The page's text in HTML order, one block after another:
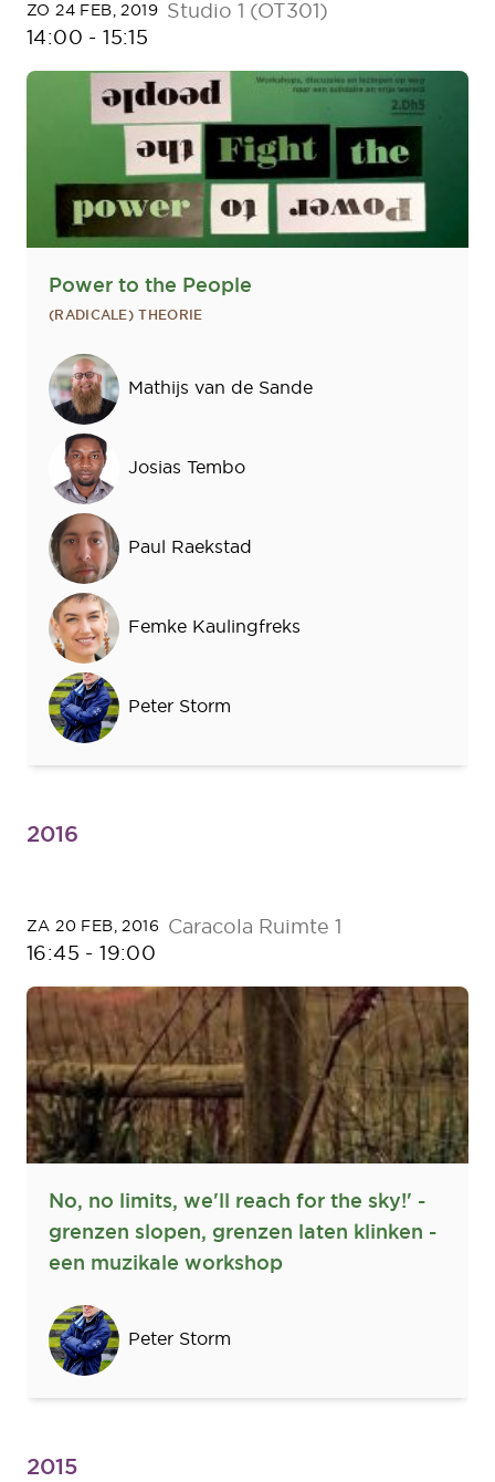
ZO 24 FEB, 2019
14:00 -15:15
Studio 1 (OT301)
Power to the People
(RADICALE) THEORIE
Sprekers
Mathijs van de Sande
Josias Tembo
Paul Raekstad
Femke Kaulingfreks
Peter Storm
2016
ZA 20 FEB, 2016
16:45 -19:00
Caracola Ruimte 1
No, no limits, we'll reach for the sky!' -
grenzen slopen, grenzen laten klinken -
een muzikale workshop
Sprekers
Peter Storm
2015